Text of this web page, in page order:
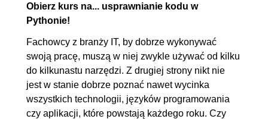
1.9. Menedżery kontekstu
1.10. Kompilujemy kod Pythona
do pliku .exe
2. Poznajemy dogłębnie
mechanizmy wbudowane w Pythona
02:24:00
2.1. Duck typing
00:06:08
Obierz kurs na... usprawnianie kodu w
Pythonie!
Fachowcy z branży IT, by dobrze wykonywać
swoją pracę, muszą w niej zwykle używać od kilku
do kilkunastu narzędzi. Z drugiej strony nikt nie
jest w stanie dobrze poznać nawet wycinka
wszystkich technologii, języków programowania
czy aplikacji, które powstają każdego roku. Czy